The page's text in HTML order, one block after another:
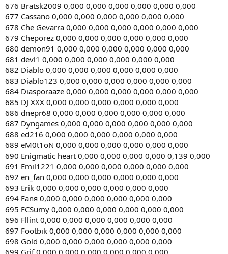
676 Bratsk2009 0,000 0,000 0,000 0,000 0,000 0,000
677 Cassano 0,000 0,000 0,000 0,000 0,000 0,000
678 Che Gevarra 0,000 0,000 0,000 0,000 0,000 0,000
679 Cheporez 0,000 0,000 0,000 0,000 0,000 0,000
680 demon91 0,000 0,000 0,000 0,000 0,000 0,000
681 devl1 0,000 0,000 0,000 0,000 0,000 0,000
682 Diablo 0,000 0,000 0,000 0,000 0,000 0,000
683 Diablo123 0,000 0,000 0,000 0,000 0,000 0,000
684 Diasporaaze 0,000 0,000 0,000 0,000 0,000 0,000
685 DJ XXX 0,000 0,000 0,000 0,000 0,000 0,000
686 dnepr68 0,000 0,000 0,000 0,000 0,000 0,000
687 Dyngames 0,000 0,000 0,000 0,000 0,000 0,000
688 ed216 0,000 0,000 0,000 0,000 0,000 0,000
689 eM0t1oN 0,000 0,000 0,000 0,000 0,000 0,000
690 Enigmatic heart 0,000 0,000 0,000 0,000 0,139 0,000
691 Emil1221 0,000 0,000 0,000 0,000 0,000 0,000
692 en_fan 0,000 0,000 0,000 0,000 0,000 0,000
693 Erik 0,000 0,000 0,000 0,000 0,000 0,000
694 Fanя 0,000 0,000 0,000 0,000 0,000 0,000
695 FCSumy 0,000 0,000 0,000 0,000 0,000 0,000
696 Fllint 0,000 0,000 0,000 0,000 0,000 0,000
697 Footbik 0,000 0,000 0,000 0,000 0,000 0,000
698 Gold 0,000 0,000 0,000 0,000 0,000 0,000
699 Grif 0,000 0,000 0,000 0,000 0,000 0,000